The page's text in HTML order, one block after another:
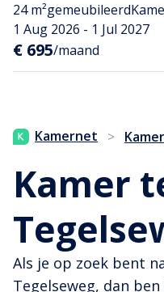
24 m²gemeubileerd
1 Aug 2026 - 1 Jul 2027
€ 695/maand
Kamernet >
Kamer
Als je op zoek bent
Tegelseweg, dan